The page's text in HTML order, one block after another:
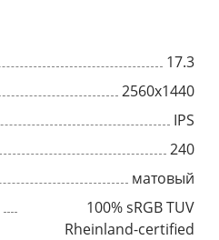
17.3
2560x1440
IPS
240
матовый
100% sRGB TUV
Rheinland-certified